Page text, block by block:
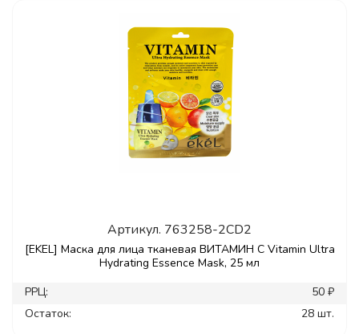
Артикул. 763258-2CD2
[EKEL] Маска для лица тканевая ВИТАМИН С Vitamin Ultra
Hydrating Essence Mask, 25 мл
РРЦ:
50 ₽
Остаток:
28 шт.